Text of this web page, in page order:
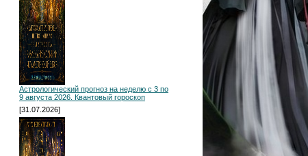
Астрологический прогноз на неделю с 3 по
9 августа 2026. Квантовый гороскоп
[31.07.2026]